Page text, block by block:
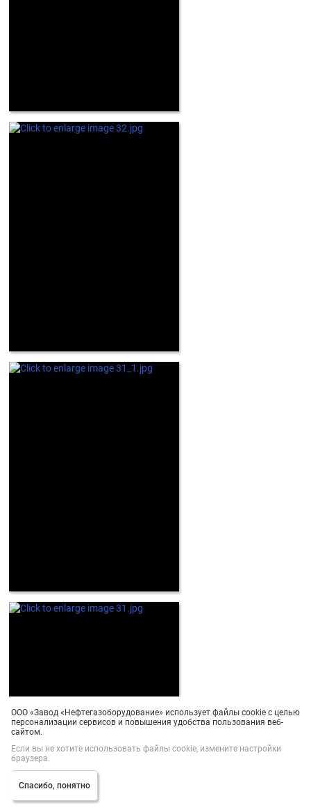
ООО «Завод «Нефтегазоборудование» использует файлы cookie с целью
персонализации сервисов и повышения удобства пользования веб-
сайтом.
Если вы не хотите использовать файлы cookie, измените настройки
браузера.
Спасибо, понятно